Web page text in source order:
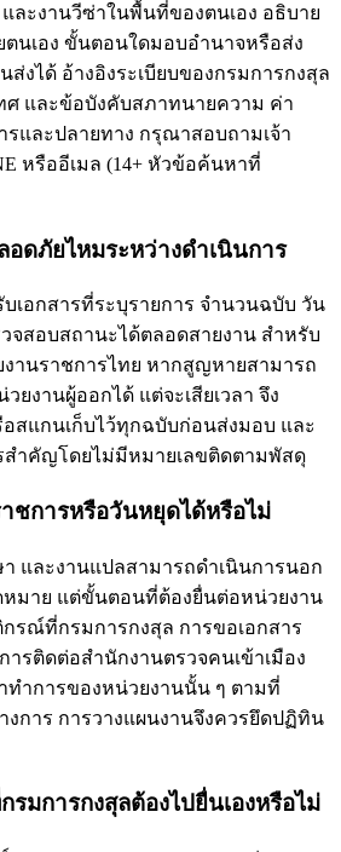
ละงานวีซ่าในพื้นที่ของตนเอง อธิบาย
นเอง ขั้นตอนใดมอบอำนาจหรือส่ง
งได้ อ้างอิงระเบียบของกรมการกงสุล
ศ และข้อบังคับสภาทนายความ ค่า
และปลายทาง กรุณาสอบถามเจ้า
หรืออีเมล (14+ หัวข้อค้นหาที่
ดภัยไหมระหว่างดำเนินการ
เอกสารที่ระบุรายการ จำนวนฉบับ วัน
จสอบสถานะได้ตลอดสายงาน สำหรับ
านราชการไทย หากสูญหายสามารถ
ยงานผู้ออกได้ แต่จะเสียเวลา จึง
สแกนเก็บไว้ทุกฉบับก่อนส่งมอบ และ
สำคัญโดยไม่มีหมายเลขติดตามพัสดุ
ชการหรือวันหยุดได้หรือไม่
า และงานแปลสามารถดำเนินการนอก
หมาย แต่ขั้นตอนที่ต้องยื่นต่อหน่วยงาน
รณ์ที่กรมการกงสุล การขอเอกสาร
ารติดต่อสำนักงานตรวจคนเข้าเมือง
ทำการของหน่วยงานนั้น ๆ ตามที่
งการ การวางแผนงานจึงควรยึดปฏิทิน
มการกงสุลต้องไปยื่นเองหรือไม่